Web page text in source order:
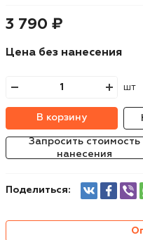
3 790 ₽
Цена без нанесения
шт
В корзину
Запросить стоимость
нанесения
Поделиться: